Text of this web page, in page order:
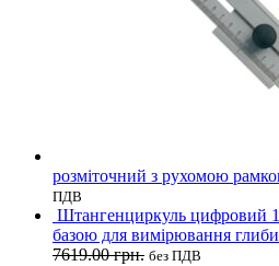
розміточний з рухомою
ПДВ
Штангенциркуль цифровий
базою для вимірювання
7619.00грн. без ПДВ